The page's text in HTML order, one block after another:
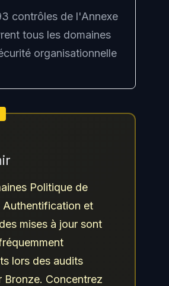
contrôles de l'Annexe
tous les domaines
organisationnelle
Politique de
Authentification et
mises à jour sont
lors des audits
Bronze. Concentrez